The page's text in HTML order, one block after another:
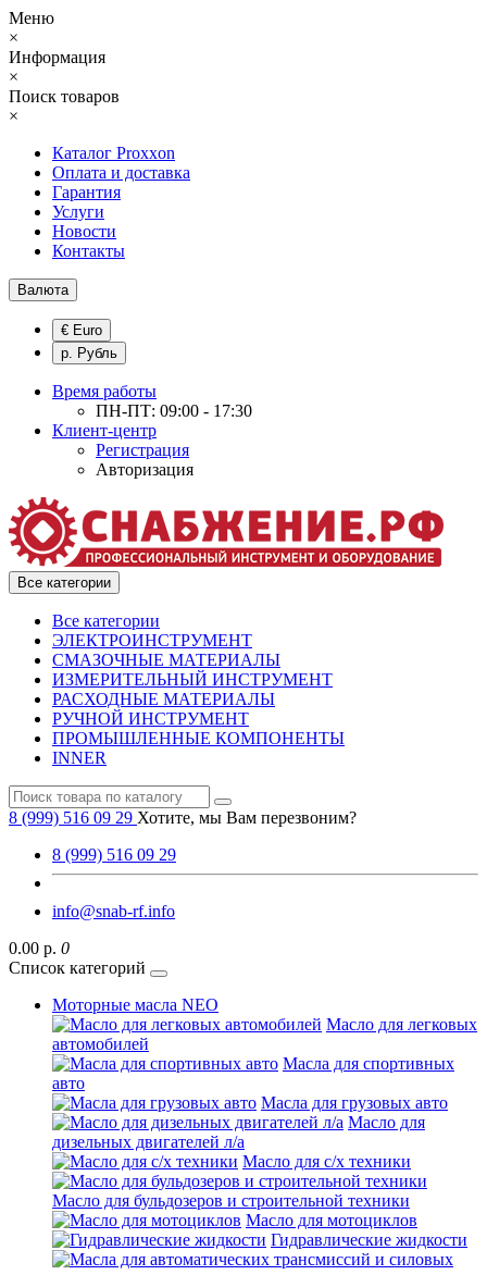
Меню
×
Информация
×
Поиск товаров
×
Каталог Proxxon
Оплата и доставка
Гарантия
Услуги
Новости
Контакты
Валюта
€ Euro
р. Рубль
Время работы
ПН-ПТ: 09:00 - 17:30
Клиент-центр
Регистрация
Авторизация
Все категории
Все категории
ЭЛЕКТРОИНСТРУМЕНТ
СМАЗОЧНЫЕ МАТЕРИАЛЫ
ИЗМЕРИТЕЛЬНЫЙ ИНСТРУМЕНТ
РАСХОДНЫЕ МАТЕРИАЛЫ
РУЧНОЙ ИНСТРУМЕНТ
ПРОМЫШЛЕННЫЕ КОМПОНЕНТЫ
INNER
8 (999) 516 09 29 Хотите, мы Вам перезвоним?
8 (999) 516 09 29
info@snab-rf.info
0.00 р. 0
Список категорий
Моторные масла NEO
Масло для легковых
автомобилей
Масла для спортивных
авто
Масла для грузовых авто
Масло для
дизельных двигателей л/а
Масло для с/х техники
Масло для бульдозеров и строительной техники
Масло для мотоциклов
Гидравлические жидкости